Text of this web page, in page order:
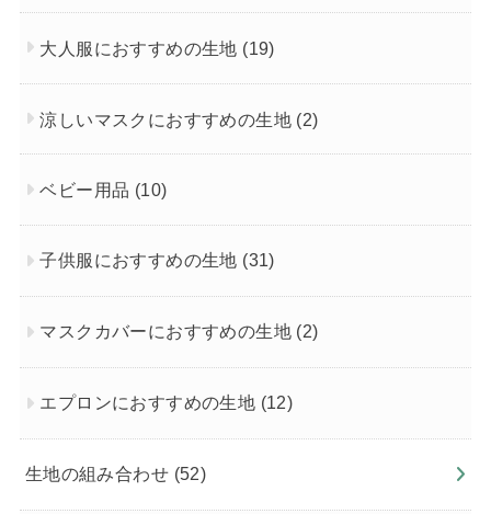
大人服におすすめの生地 (19)
涼しいマスクにおすすめの生地 (2)
ベビー用品 (10)
子供服におすすめの生地 (31)
マスクカバーにおすすめの生地 (2)
エプロンにおすすめの生地 (12)
生地の組み合わせ (52)